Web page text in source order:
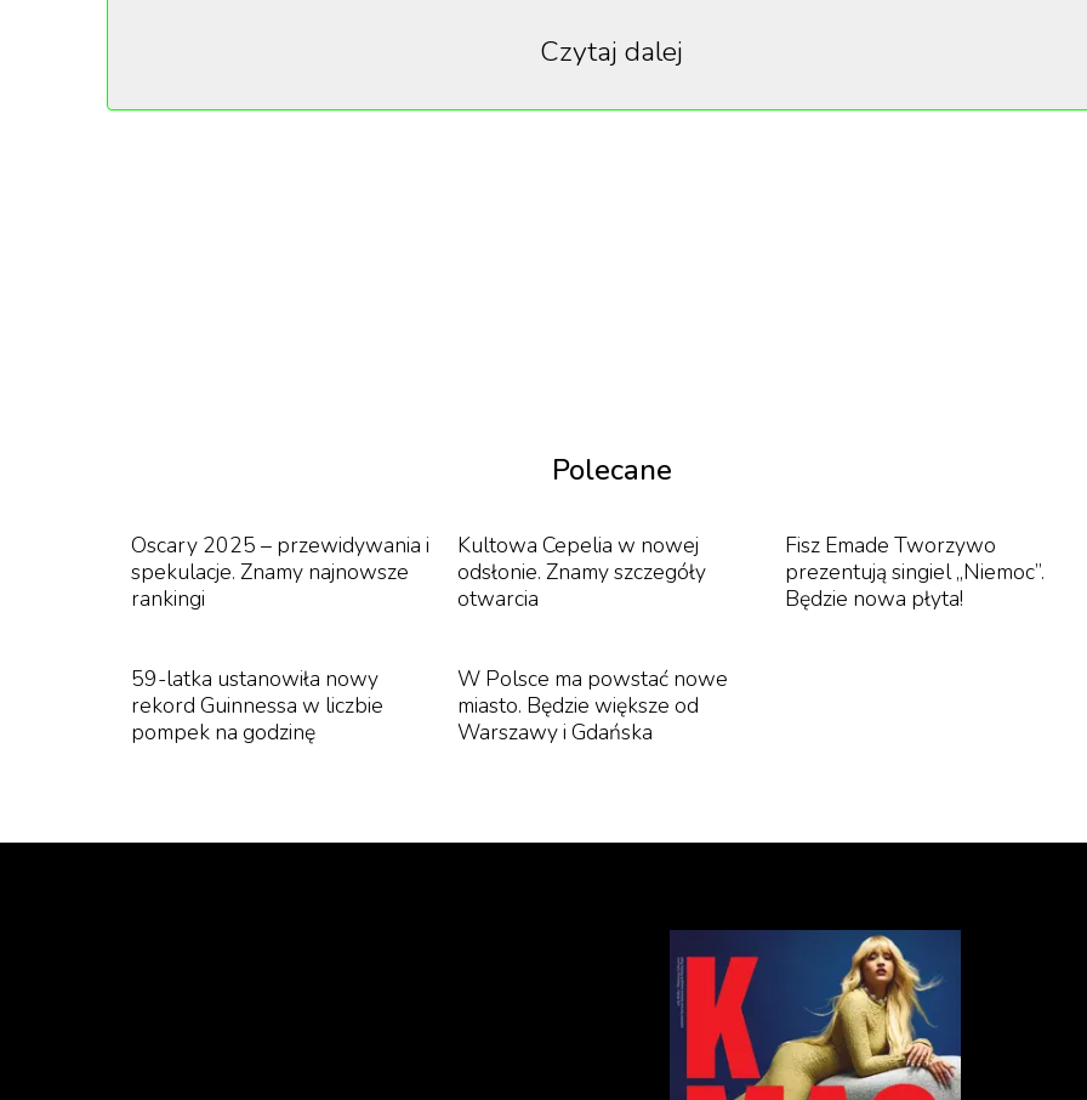
Czytaj dalej
Polecane
Oscary 2025 – przewidywania i
spekulacje. Znamy najnowsze
rankingi
Kultowa Cepelia w nowej
odsłonie. Znamy szczegóły
otwarcia
Fisz Emade Tworzywo
prezentują singiel „Niemoc”.
Będzie nowa płyta!
59-latka ustanowiła nowy
rekord Guinnessa w liczbie
pompek na godzinę
W Polsce ma powstać nowe
miasto. Będzie większe od
Warszawy i Gdańska